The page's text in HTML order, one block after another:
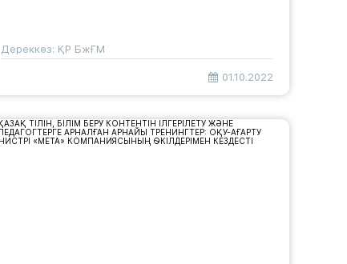
Дереккөз: ҚР БжҒМ
01.10.2022